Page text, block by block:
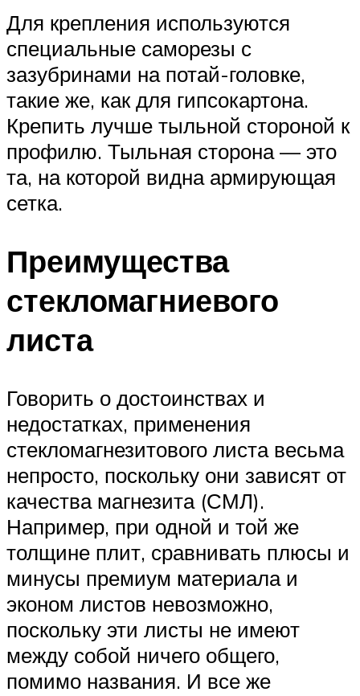
Для крепления используются
специальные саморезы с
зазубринами на потай-головке,
такие же, как для гипсокартона.
Крепить лучше тыльной стороной к
профилю. Тыльная сторона — это
та, на которой видна армирующая
сетка.
Преимущества
стекломагниевого
листа
Говорить о достоинствах и
недостатках, применения
стекломагнезитового листа весьма
непросто, поскольку они зависят от
качества магнезита (СМЛ).
Например, при одной и той же
толщине плит, сравнивать плюсы и
минусы премиум материала и
эконом листов невозможно,
поскольку эти листы не имеют
между собой ничего общего,
помимо названия. И все же